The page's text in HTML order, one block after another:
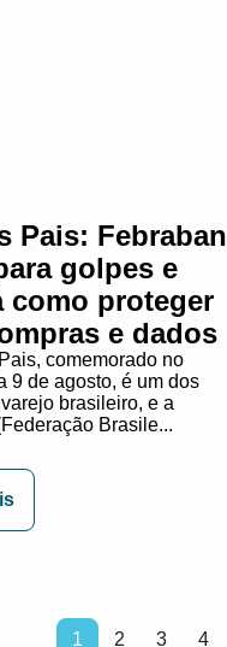
Pais: Febraban
golpes e
como proteger
e dados
comemorado no
9 de agosto, é um dos
brasileiro, e a
Brasile...
1 2 3 4